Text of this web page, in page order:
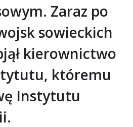
Zaraz po
sowieckich
kierownictwo
któremu
Instytutu